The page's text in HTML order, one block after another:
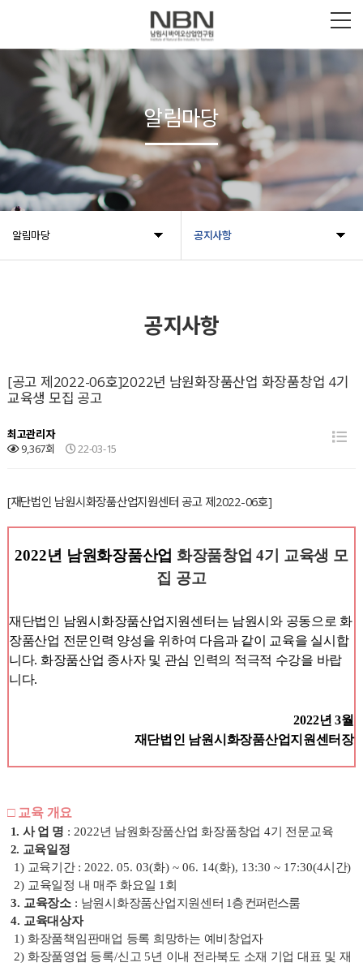
알림마당 공지사항
알림마당
공지사항
[공고 제2022-06호]2022년 남원화장품산업 화장품창업 4기
교육생 모집 공고
최고관리자
9,367회
22-03-15
[재단법인 남원시화장품산업지원센터 공고 제2022-06호]
2022년 남원화장품산업 화장품창업4기 교육생 모
집 공고
재단법인 남원시화장품산업지원센터는 남원시와 공동으로 화
장품산업 전문인력 양성을 위하여 다음과 같이 교육을 실시합
니다. 화장품산업 종사자 및 관심 인력의 적극적 수강을 바랍
니다.
2022년3월
재단법인 남원시화장품산업지원센터장
□ 교육 개요
1. 사 업 명 : 2022년 남원화장품산업 화장품창업 4기 전문교육
2. 교육일정
1) 교육기간 : 2022. 05. 03(화) ~ 06. 14(화), 13:30 ~ 17:30(4시간)
2) 교육일정 내 매주 화요일 1 회
3. 교육장소 : 남원시화장품산업지원센터 1층 컨퍼런스룸
4. 교육대상자
1) 화장품책임판매업 등록 희망하는 예비창업자
2) 화장품영업 등록/신고 5년 이내 전라북도 소재 기업 대표 및 재